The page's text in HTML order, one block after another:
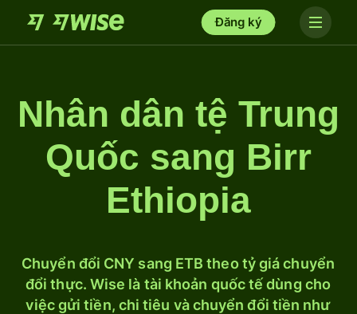
Đăng ký
Nhân dân tệ Trung
Quốc sang Birr
Ethiopia
Chuyển đổi CNY sang ETB theo tỷ giá chuyển
đổi thực. Wise là tài khoản quốc tế dùng cho
việc gửi tiền, chi tiêu và chuyển đổi tiền như